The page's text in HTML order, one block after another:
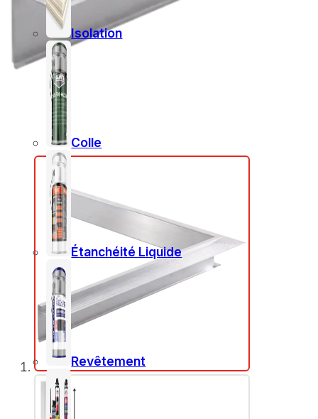
Isolation
Colle
Étanchéité Liquide
Revêtement